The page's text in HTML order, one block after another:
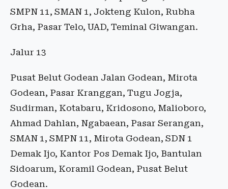
SMPN 11, SMAN 1, Jokteng Kulon, Rubha
Grha, Pasar Telo, UAD, Teminal Giwangan.
Jalur 13
Pusat Belut Godean Jalan Godean, Mirota
Godean, Pasar Kranggan, Tugu Jogja,
Sudirman, Kotabaru, Kridosono, Malioboro,
Ahmad Dahlan, Ngabaean, Pasar Serangan,
SMAN 1, SMPN 11, Mirota Godean, SDN 1
Demak Ijo, Kantor Pos Demak Ijo, Bantulan
Sidoarum, Koramil Godean, Pusat Belut
Godean.